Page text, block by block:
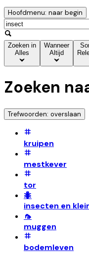
Hoofdmenu: naar begin
Zoeken in
Alles
Wanneer
Altijd
Zoeken
Trefwoorden: overslaan
kruipen
mestkever
tor
🐜
insecten en
🦟
muggen
bodemleven